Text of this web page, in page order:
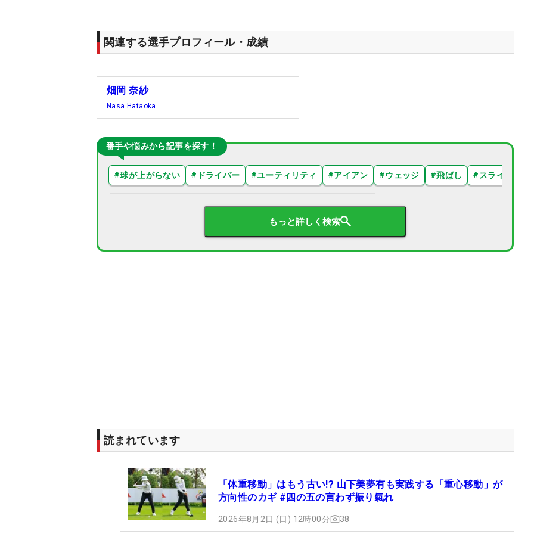
関連する選手プロフィール・成績
畑岡 奈紗
Nasa Hataoka
番手や悩みから記事を探す！
#球が上がらない # ドライバー #ユーティリティ #アイアン #ウェッジ #飛ばし # スライス
もっと詳しく検索
読まれています
「体重移動」はもう古い!? 山下美夢有も実践する「重心移動」が
方向性のカギ #四の五の言わず振り氣れ
2026年8月2日 (日) 12時00分 38